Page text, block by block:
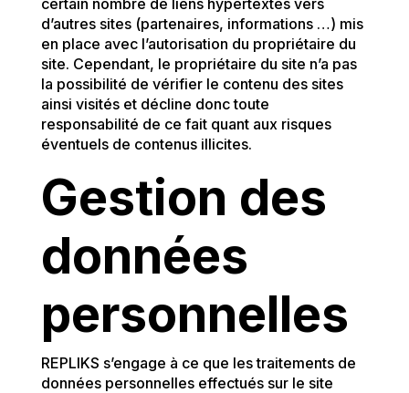
certain nombre de liens hypertextes vers
d’autres sites (partenaires, informations …) mis
en place avec l’autorisation du propriétaire du
site. Cependant, le propriétaire du site n’a pas
la possibilité de vérifier le contenu des sites
ainsi visités et décline donc toute
responsabilité de ce fait quant aux risques
éventuels de contenus illicites.
Gestion des
données
personnelles
REPLIKS s’engage à ce que les traitements de
données personnelles effectués sur le site